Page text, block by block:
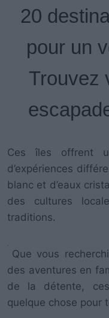
20
pour un
Trouvez
Ces îles offrent
d’expériences
blanc et d’eaux
des cultures
traditions.
Que vous
des aventures en
de la détente,
quelque chose pour